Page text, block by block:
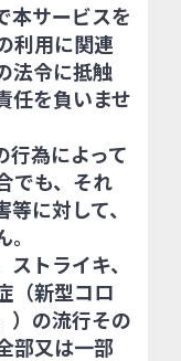
本サービスを
利用に関連
法令に抵触
任を負いませ
行為によって
でも、それ
に対して、
トライキ、
（新型コロ
）の流行その
部又は一部